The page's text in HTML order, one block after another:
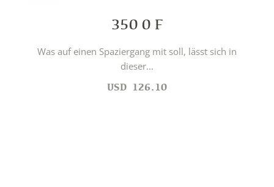
350 0 F
Was auf einen Spaziergang mit soll, lässt sich in
dieser...
USD 126.10